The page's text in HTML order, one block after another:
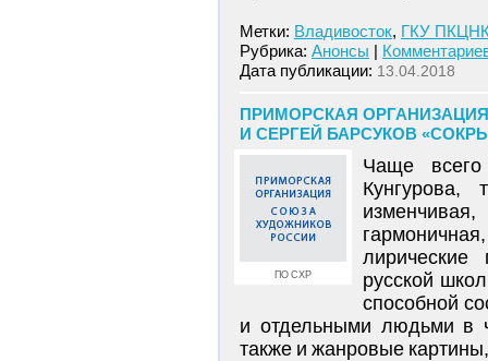
Метки: Владивосток, ГКУ
Рубрика: Анонсы |
Дата публикации: 13.04.2018
ПРИМОРСКАЯ
И СЕРГЕЙ БАРСУКОВ
ПО СХР
Чаще всего
Кунгурова,
лирические
русской
способной
и отдельными людьми в
также и жанровые